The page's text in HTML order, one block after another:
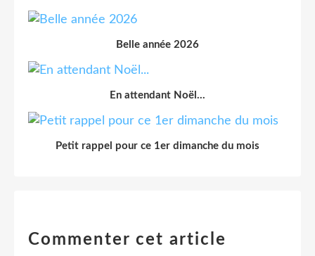
Belle année 2026
En attendant Noël...
Petit rappel pour ce 1er dimanche du mois
Commenter cet article